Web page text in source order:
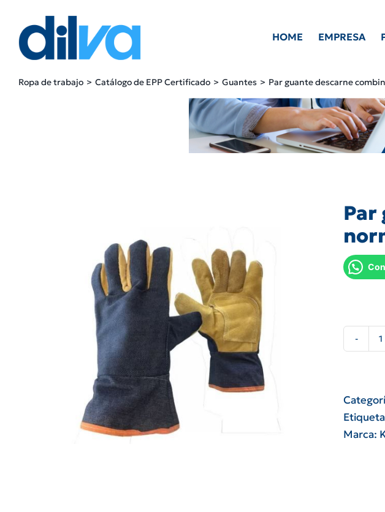
content
HOME EMPRESA
Ropa de trabajo Catálogo de EPP Certificado Guantes Par guante descarne
Par
Marca: